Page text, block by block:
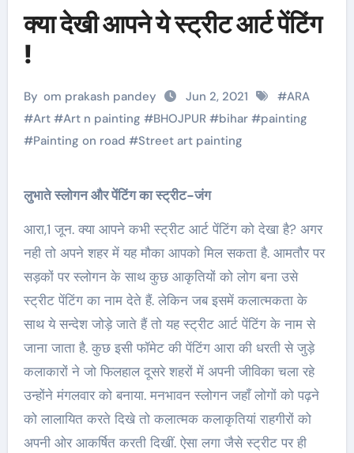
क्या देखी आपने ये स्ट्रीट आर्ट पेंटिंग
!
By om prakash pandey Jun 2, 2021 #ARA
#Art#Art n painting #BHOJPUR#bihar#painting
#Painting on road #Street art painting
लुभाते स्लोगन और पेंटिंग का स्ट्रीट-जंग
आरा,1 जून. क्या आपने कभी स्ट्रीट आर्ट पेंटिंग को देखा है? अगर
नही तो अपने शहर में यह मौका आपको मिल सकता है. आमतौर पर
सड़कों पर स्लोगन के साथ कुछ आकृतियों को लोग बना उसे
स्ट्रीट पेंटिंग का नाम देते हैं. लेकिन जब इसमें कलात्मकता के
साथ ये सन्देश जोड़े जाते हैं तो यह स्ट्रीट आर्ट पेंटिंग के नाम से
जाना जाता है. कुछ इसी फॉमेट की पेंटिंग आरा की धरती से जुड़े
कलाकारों ने जो फिलहाल दूसरे शहरों में अपनी जीविका चला रहे
उन्होंने मंगलवार को बनाया. मनभावन स्लोगन जहाँ लोगों को पढ़ने
को लालायित करते दिखे तो कलात्मक कलाकृतियां राहगीरों को
अपनी ओर आकर्षित करती दिखीं. ऐसा लगा जैसे स्ट्रीट पर ही